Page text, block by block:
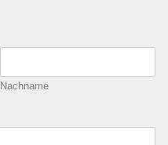
Nachname